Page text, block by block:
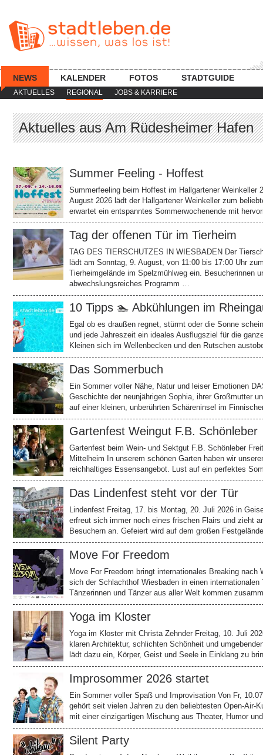
AKTUELLES REGIONAL JOBS & KARRIERE
NEWS KALENDER FOTOS STADTGUIDE
Aktuelles aus Am Rüdesheimer Hafen
Summer Feeling - Hoffest
Summerfeeling beim Hoffest im Hallgartener Weinkeller
August 2026 lädt der Hallgartener Weinkeller zum
erwartet ein entspanntes Sommerwochenende mit
Tag der offenen Tür im Tierheim
TAG DES TIERSCHUTZES IN WIESBADEN Der
lädt am Sonntag, 9. August, von 11:00 bis 17:00 Uhr
Tierheimgelände im Spelzmühlweg ein. Besucherinnen
abwechslungsreiches Programm …
10 Tipps 🏊 Abkühlungen im
Egal ob es draußen regnet, stürmt oder die Sonne
und jede Jahreszeit ein ideales Ausflugsziel für die
Kleinen sich im Wellenbecken und den Rutschen
Das Sommerbuch
Ein Sommer voller Nähe, Natur und leiser Emotionen
Geschichte der neunjährigen Sophia, ihrer Großmutter
auf einer kleinen, unberührten Schäreninsel im
Gartenfest Weingut F.B. Schönleber
Gartenfest beim Wein- und Sektgut F.B. Schönleber
Mittelheim In unserem schönen Garten haben wir
reichhaltiges Essensangebot. Lust auf ein perfektes
Das Lindenfest steht vor der Tür
Lindenfest Freitag, 17. bis Montag, 20. Juli 2026 in
erfreut sich immer noch eines frischen Flairs und zieht
Besuchern an. Gefeiert wird auf dem großen
Move For Freedom
Move For Freedom bringt internationales Breaking
sich der Schlachthof Wiesbaden in einen
Tänzerinnen und Tänzer aus aller Welt kommen
Yoga im Kloster
Yoga im Kloster mit Christa Zehnder Freitag, 10. Juli
klaren Architektur, schlichten Schönheit und
lädt dazu ein, Körper, Geist und Seele in Einklang zu
Improsommer 2026 startet
Ein Sommer voller Spaß und Improvisation Von Fr,
gehört seit vielen Jahren zu den beliebtesten Open-Air-
mit einer einzigartigen Mischung aus Theater, Humor
Silent Party